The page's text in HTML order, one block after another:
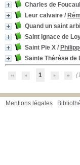
Charles de
Leur calvaire /
Quand un saint
Saint Ignace de
Saint Pie X /
Sainte Thérèse de
1
Mentions légales